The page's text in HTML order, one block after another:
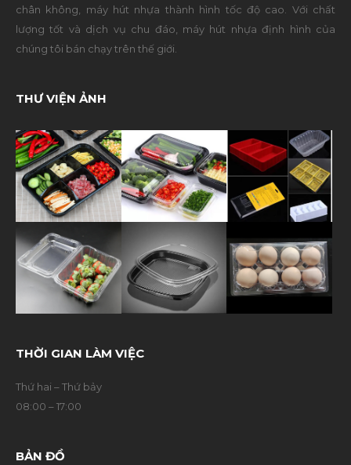
chân không, máy hút nhựa thành hình tốc độ cao. Với chất
lượng tốt và dịch vụ chu đáo, máy hút nhựa định hình của
chúng tôi bán chạy trên thế giới.
THƯ VIỆN ẢNH
THỜI GIAN LÀM VIỆC
Thứ hai – Thứ bảy
08:00 – 17:00
BẢN ĐỒ